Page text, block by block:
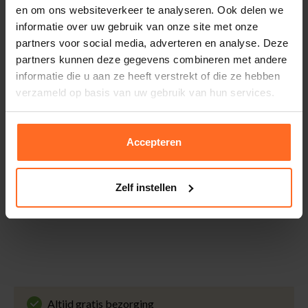
en om ons websiteverkeer te analyseren. Ook delen we
informatie over uw gebruik van onze site met onze
partners voor social media, adverteren en analyse. Deze
partners kunnen deze gegevens combineren met andere
informatie die u aan ze heeft verstrekt of die ze hebben
verzameld op basis van uw gebruik van hun services.
Accepteren
Zelf instellen
Binnen 30 dagen eenvoudig retourneren via DHL voor
slechts € 4,95 of op eigen kosten via PostNL. In de
Bomont winkels kunt u ook gratis retourneren.
Betalen
iDeal, Riverty (Afterpay), creditcard of Paypal, kies zelf
Besteed € 100,- binnen een half jaar en krijg € 5,- retour
in de vorm van een waardecheque. Log in je account en
bekijk evt. openstaande waardecheques en je
Altijd gratis bezorging